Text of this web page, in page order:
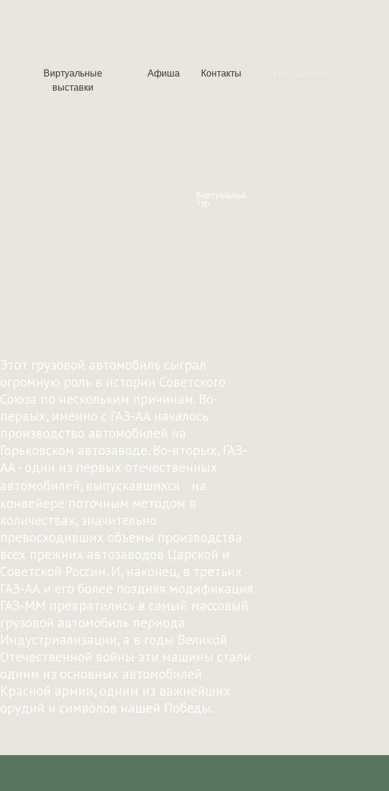
Виртуальные
выставки
Афиша Контакты
Виртуальный
тур
Этот грузовой автомобиль сыграл
огромную роль в истории Советского
Союза по нескольким причинам. Во-
первых, именно с ГАЗ-АА началось
производство автомобилей на
Горьковском автозаводе. Во-вторых, ГАЗ-
АА - один из первых отечественных
автомобилей, выпускавшихся на
конвейере поточным методом в
количествах, значительно
превосходивших объемы производства
всех прежних автозаводов Царской и
Советской России. И, наконец, в третьих
ГАЗ-АА и его более поздняя модификация
ГАЗ-ММ превратились в самый массовый
грузовой автомобиль периода
Индустриализации, а в годы Великой
Отечественной войны эти машины стали
одним из основных автомобилей
Красной армии, одним из важнейших
орудий и символов нашей Победы.